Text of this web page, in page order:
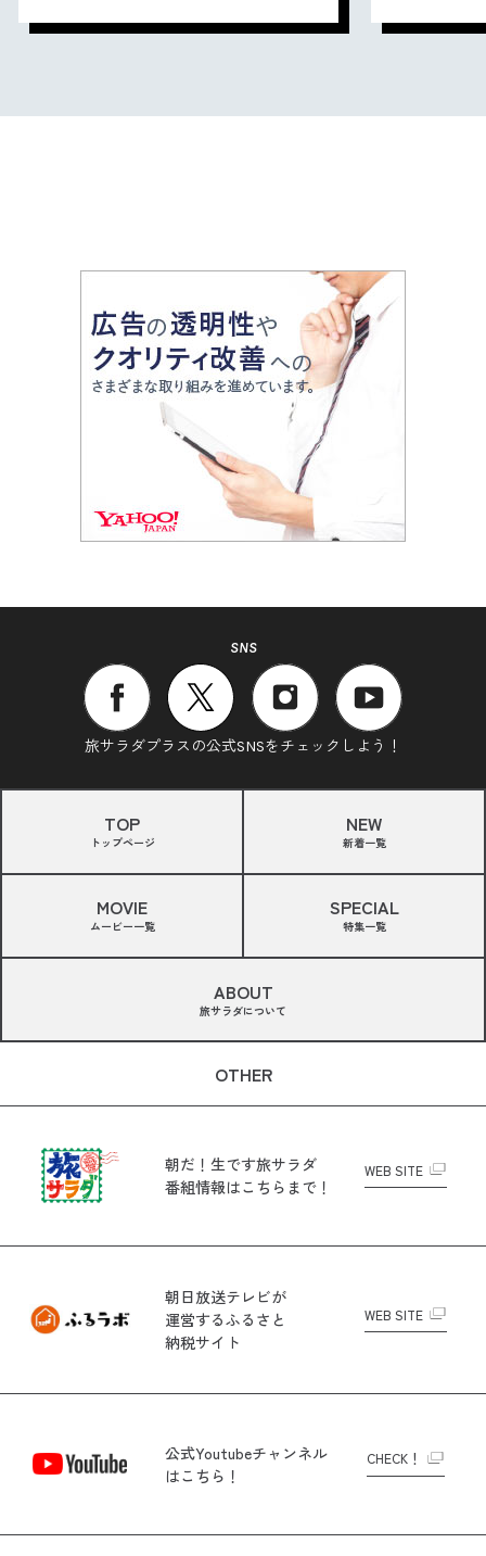
SNS
旅サラダプラスの公式SNSをチェックしよう！
TOP
トップページ
NEW
新着一覧
MOVIE
ムービー一覧
SPECIAL
特集一覧
ABOUT
旅サラダについて
OTHER
朝だ！生です旅サラダ
番組情報はこちらまで！
WEB SITE
朝日放送テレビが
運営するふるさと
納税サイト
WEB SITE
公式Youtubeチャンネル
はこちら！
CHECK！